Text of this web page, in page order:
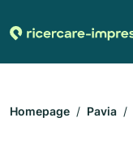
Homepage Pavia